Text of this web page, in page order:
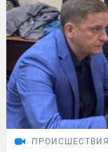
ПРОИСШЕСТВИЯ